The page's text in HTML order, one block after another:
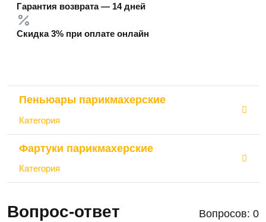
Гарантия возврата — 14 дней
Скидка 3% при оплате онлайн
Пеньюары парикмахерские
Категория
Фартуки парикмахерские
Категория
Вопрос-ответ Вопросов: 0